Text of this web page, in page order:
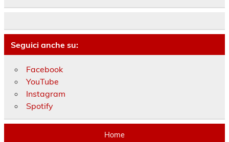
Seguici anche su:
Facebook
YouTube
Instagram
Spotify
Home